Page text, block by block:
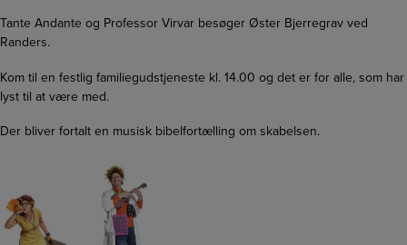
Tante Andante og Professor Virvar besøger Øster Bjerregrav ved
Randers.
Kom til en festlig familiegudstjeneste kl. 14.00 og det er for alle, som har
lyst til at være med.
Der bliver fortalt en musisk bibelfortælling om skabelsen.